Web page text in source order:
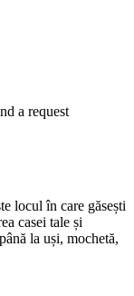
a request
locul în care găsești
casei tale și
la uși, mochetă,